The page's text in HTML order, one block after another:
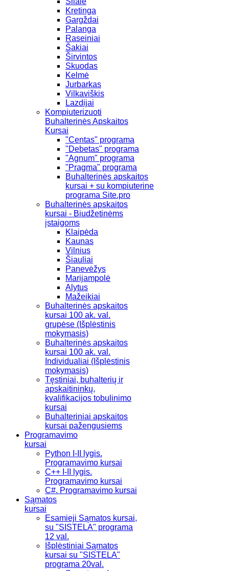
Kretinga
Gargždai
Palanga
Raseiniai
Šakiai
Širvintos
Skuodas
Kelmė
Jurbarkas
Vilkaviškis
Lazdijai
Kompiuterizuoti
Buhalterinės Apskaitos
Kursai
"Centas" programa
"Debetas" programa
"Agnum" programa
"Pragma" programa
Buhalterinės apskaitos
kursai + su kompiuterine
programa Site.pro
Buhalterinės apskaitos
kursai - Biudžetinėms
įstaigoms
Klaipėda
Kaunas
Vilnius
Šiauliai
Panevėžys
Marijampolė
Alytus
Mažeikiai
Buhalterinės apskaitos
kursai 100 ak. val.
grupėse (Išplėstinis
mokymasis)
Buhalterinės apskaitos
kursai 100 ak. val.
Individualiai (Išplėstinis
mokymasis)
Tęstiniai, buhalterių ir
apskaitininkų,
kvalifikacijos tobulinimo
kursai
Buhalteriniai apskaitos
kursai pažengusiems
Programavimo
kursai
Python I-II lygis.
Programavimo kursai
C++ I-II lygis.
Programavimo kursai
C#. Programavimo kursai
Sąmatos
kursai
Esamieji Sąmatos kursai,
su "SISTELA" programa
12 val.
Išplėstiniai Sąmatos
kursai su "SISTELA"
programa 20val.